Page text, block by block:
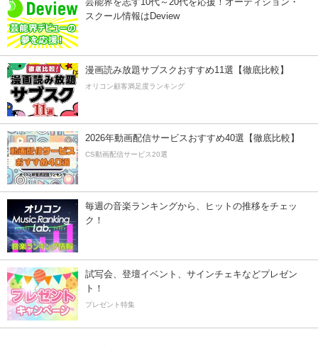
スクール情報はDeview
漫画読み放題サブスクおすすめ11選【徹底比較】
オリコン顧客満足度ランキング
2026年動画配信サービスおすすめ40選【徹底比較】
CS動画配信サービス20選
毎週の音楽ランキングから、ヒットの推移をチェッ
ク！
試写会、登壇イベント、サインチェキなどプレゼン
ト！
プレゼント特集